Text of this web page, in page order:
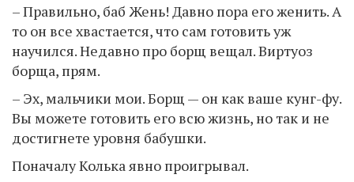
– Правильно, баб Жень! Давно пора его женить. А
то он все хвастается, что сам готовить уж
научился. Недавно про борщ вещал. Виртуоз
борща, прям.
– Эх, мальчики мои. Борщ — он как ваше кунг-фу.
Вы можете готовить его всю жизнь, но так и не
достигнете уровня бабушки.
Поначалу Колька явно проигрывал.